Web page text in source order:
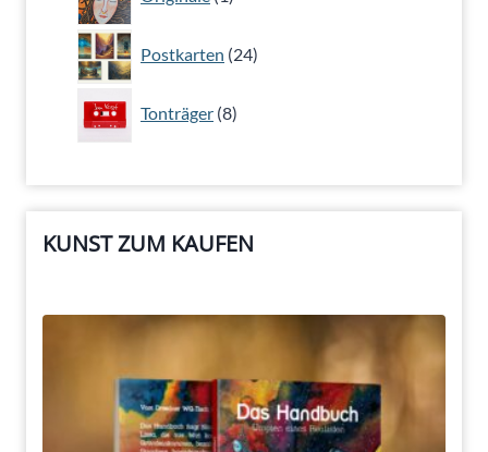
Produkt
Postkarten 24
24
Produkte
Tonträger 8
8
Produkte
KUNST ZUM KAUFEN